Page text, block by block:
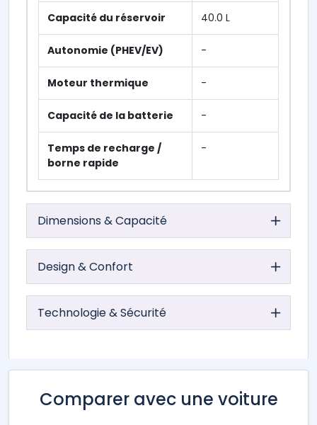
Capacité du réservoir 40.0 L
Autonomie (PHEV/EV) -
Moteur thermique -
Capacité de la batterie -
Temps de recharge /
borne rapide
-
Dimensions & Capacité
Design & Confort
Technologie & Sécurité
Comparer avec une voiture